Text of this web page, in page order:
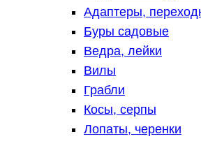
Адаптеры,
Буры садовые
Ведра, лейки
Вилы
Грабли
Косы, серпы
Лопаты, черенки